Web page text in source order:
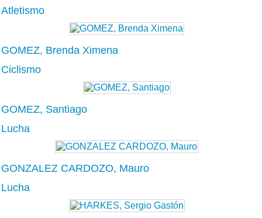
Atletismo
GOMEZ, Brenda Ximena
Ciclismo
GOMEZ, Santiago
Lucha
GONZALEZ CARDOZO, Mauro
Lucha